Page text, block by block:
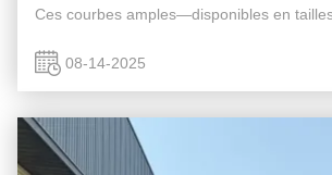
Ces courbes amples—disponibles en
temps, leur patine rouill...
08-14-2025